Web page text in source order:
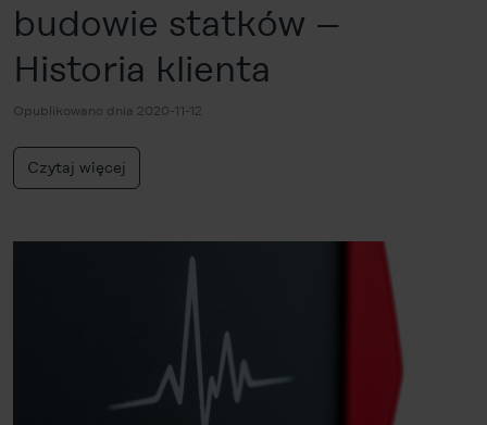
budowie statków –
Historia klienta
Opublikowano dnia 2020-11-12
Czytaj więcej